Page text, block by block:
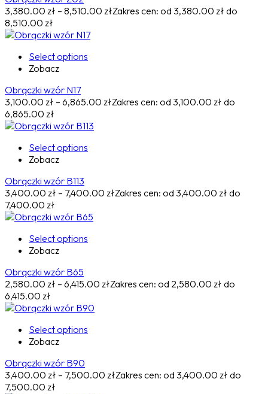
3,380.00 zł – 8,510.00 złZakres cen: od 3,380.00 zł do
8,510.00 zł
Select options
Zobacz
Obrączki wzór N17
3,100.00 zł – 6,865.00 złZakres cen: od 3,100.00 zł do
6,865.00 zł
Select options
Zobacz
Obrączki wzór B113
3,400.00 zł – 7,400.00 złZakres cen: od 3,400.00 zł do
7,400.00 zł
Select options
Zobacz
Obrączki wzór B65
2,580.00 zł – 6,415.00 złZakres cen: od 2,580.00 zł do
6,415.00 zł
Select options
Zobacz
Obrączki wzór B90
3,400.00 zł – 7,500.00 złZakres cen: od 3,400.00 zł do
7,500.00 zł